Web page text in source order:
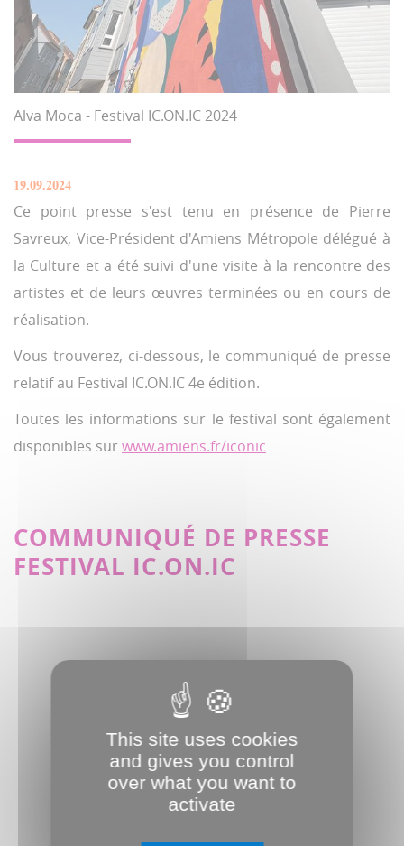
Alva Moca - Festival IC.ON.IC 2024
19.09.2024
Ce point presse s'est tenu en présence de Pierre
Savreux, Vice-Président d'Amiens Métropole délégué à
la Culture et a été suivi d'une visite à la rencontre des
artistes et de leurs œuvres terminées ou en cours de
réalisation.
Vous trouverez, ci-dessous, le communiqué de presse
relatif au Festival IC.ON.IC 4e édition.
Toutes les informations sur le festival sont également
disponibles surwww.amiens.fr/iconic
COMMUNIQUÉ DE PRESSE
FESTIVAL IC.ON.IC
This site uses cookies
and gives you control
over what you want to
activate